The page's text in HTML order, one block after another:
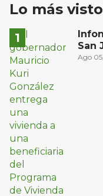
Lo más visto
San
Ago